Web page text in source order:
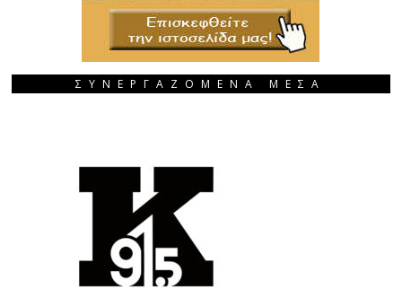
ΣΥΝΕΡΓΑΖΟΜΕΝΑ ΜΕΣΑ